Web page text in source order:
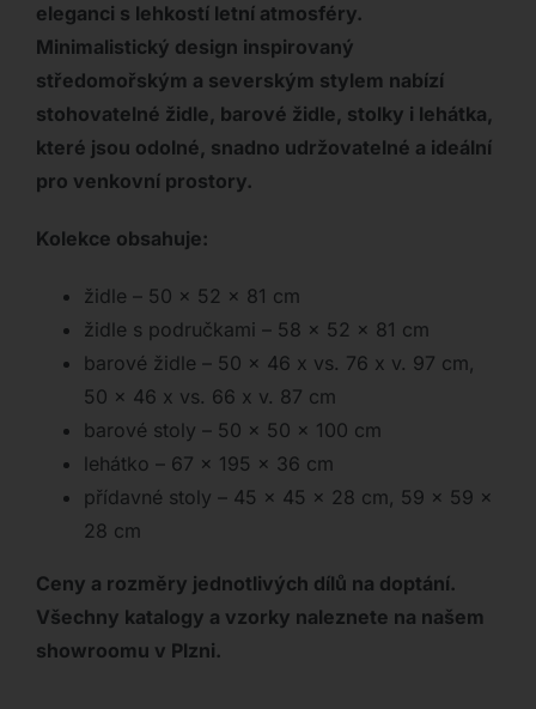
eleganci s lehkostí letní atmosféry.
Minimalistický design inspirovaný
středomořským a severským stylem nabízí
stohovatelné židle, barové židle, stolky i lehátka,
které jsou odolné, snadno udržovatelné a ideální
pro venkovní prostory.
Kolekce obsahuje:
židle – 50 x 52 x 81 cm
židle s područkami – 58 x 52 x 81 cm
barové židle – 50 x 46 x vs. 76 x v. 97 cm,
50 x 46 x vs. 66 x v. 87 cm
barové stoly – 50 x 50 x 100 cm
lehátko – 67 x 195 x 36 cm
přídavné stoly – 45 x 45 x 28 cm, 59 x 59 x
28 cm
Ceny a rozměry jednotlivých dílů na doptání.
Všechny katalogy a vzorky naleznete na našem
showroomu v Plzni.